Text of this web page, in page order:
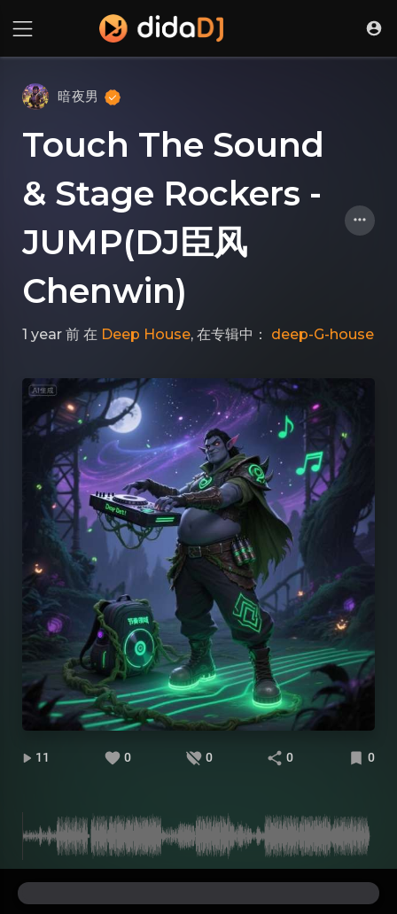
暗夜男
Touch The Sound
& Stage Rockers -
JUMP(DJ臣风
Chenwin)
1 year 前 在 Deep House, 在专辑中： deep-G-house
11 0 0 0 0